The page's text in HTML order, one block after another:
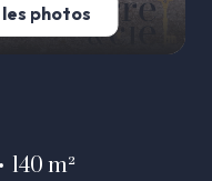
photos
140 m²